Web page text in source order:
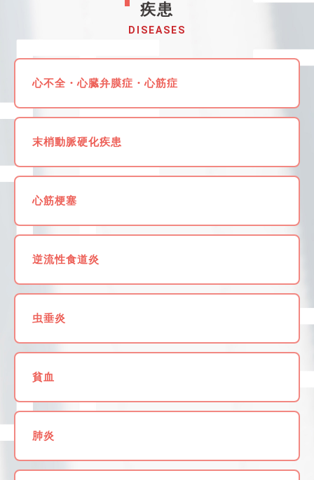
疾患
DISEASES
心不全・心臓弁膜症・心筋症
末梢動脈硬化疾患
心筋梗塞
逆流性食道炎
虫垂炎
貧血
肺炎